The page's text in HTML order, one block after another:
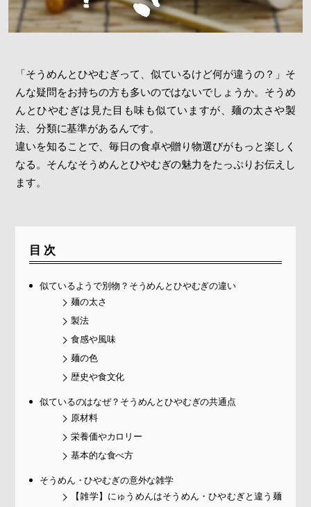
「そうめんとひやむぎって、似ているけど何が違うの？」そ
んな疑問をお持ちの方も多いのではないでしょうか。そうめ
んとひやむぎは見た目も味も似ていますが、麺の太さや製
法、分類に基準があるんです。
違いを知ることで、毎日の食卓や贈り物選びがもっと楽しく
なる。そんなそうめんとひやむぎの魅力をたっぷりお伝えし
ます。
目次
似ているようで別物？そうめんとひやむぎの違い
麺の太さ
製法
食感や風味
麺の色
歴史や食文化
似ているのはなぜ？そうめんとひやむぎの共通点
原材料
栄養価やカロリー
基本的な食べ方
そうめん・ひやむぎの意外な雑学
【雑学】にゅうめんはそうめん・ひやむぎと違う麺